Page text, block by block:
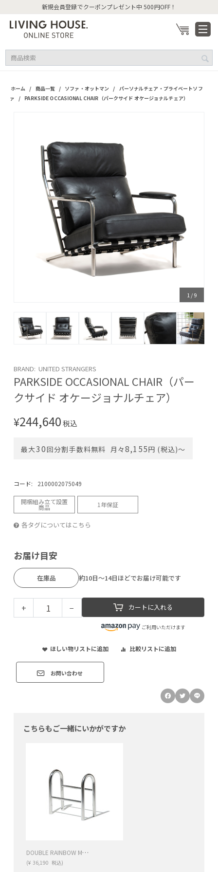
新規会員登録でクーポンプレゼント中 500円OFF！
ホーム / 商品一覧 / ソファ・オットマン / パーソナルチェア・プライベートソフ
ァ
/ PARKSIDE OCCASIONAL CHAIR（パークサイド オケージョナルチェア）
1 /9
BRAND: UNITED STRANGERS
PARKSIDE OCCASIONAL CHAIR（パー
クサイド オケージョナルチェア）
¥244,640税込
最大30回分割手数料無料 月々8,155円 (税込)〜
コード: 2100002075049
開梱組み立て設置
商品 1年保証
各タグについてはこちら
お届け目安
在庫品 約10日～14日ほどでお届け可能です
+ − カートに入れる
ご利用いただけます
ほしい物リストに追加 比較リストに追加
お問い合わせ
こちらもご一緒にいかがですか
DOUBLE RAINBOW MAGAZINE RACK（ダブルレインボー マガジンラック）
(¥ 36,190 税込)